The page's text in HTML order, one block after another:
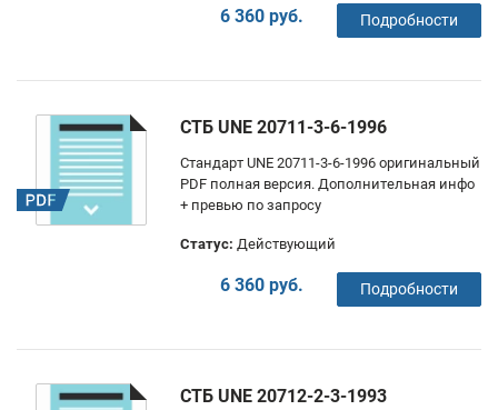
6 360 руб. Подробности
СТБ UNE 20711-3-6-1996
Стандарт UNE 20711-3-6-1996 оригинальный
PDF полная версия. Дополнительная инфо
+ превью по запросу
Статус: Действующий
6 360 руб. Подробности
СТБ UNE 20712-2-3-1993